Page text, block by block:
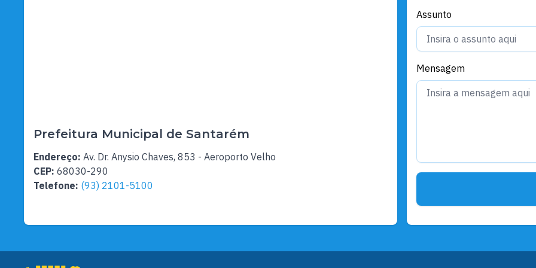
Prefeitura Municipal de Santarém
Endereço: Av. Dr. Anysio Chaves, 853 - Aeroporto Velho
CEP: 68030-290
Telefone: (93) 2101-5100
Assunto
Mensagem